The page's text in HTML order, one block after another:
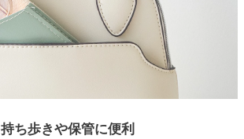
持ち歩きや保管に便利